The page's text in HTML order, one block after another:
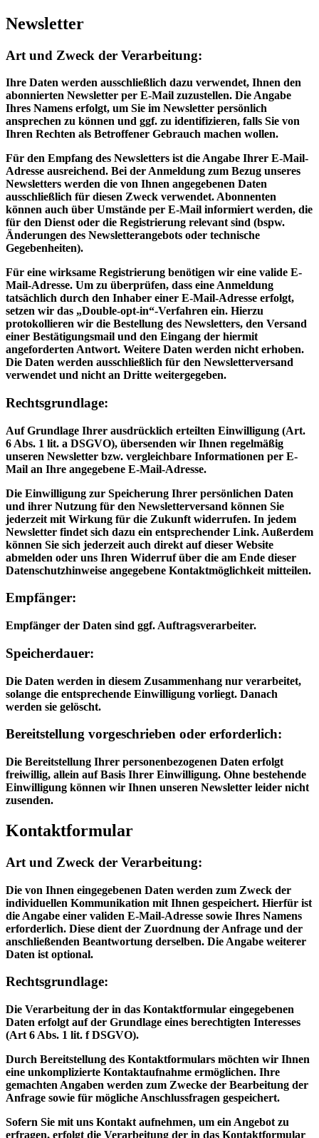
Newsletter
Art und Zweck der Verarbeitung:
Ihre Daten werden ausschließlich dazu verwendet, Ihnen den
abonnierten Newsletter per E-Mail zuzustellen. Die Angabe
Ihres Namens erfolgt, um Sie im Newsletter persönlich
ansprechen zu können und ggf. zu identifizieren, falls Sie von
Ihren Rechten als Betroffener Gebrauch machen wollen.
Für den Empfang des Newsletters ist die Angabe Ihrer E-Mail-
Adresse ausreichend. Bei der Anmeldung zum Bezug unseres
Newsletters werden die von Ihnen angegebenen Daten
ausschließlich für diesen Zweck verwendet. Abonnenten
können auch über Umstände per E-Mail informiert werden, die
für den Dienst oder die Registrierung relevant sind (bspw.
Änderungen des Newsletterangebots oder technische
Gegebenheiten).
Für eine wirksame Registrierung benötigen wir eine valide E-
Mail-Adresse. Um zu überprüfen, dass eine Anmeldung
tatsächlich durch den Inhaber einer E-Mail-Adresse erfolgt,
setzen wir das „Double-opt-in“-Verfahren ein. Hierzu
protokollieren wir die Bestellung des Newsletters, den Versand
einer Bestätigungsmail und den Eingang der hiermit
angeforderten Antwort. Weitere Daten werden nicht erhoben.
Die Daten werden ausschließlich für den Newsletterversand
verwendet und nicht an Dritte weitergegeben.
Rechtsgrundlage:
Auf Grundlage Ihrer ausdrücklich erteilten Einwilligung (Art.
6 Abs. 1 lit. a DSGVO), übersenden wir Ihnen regelmäßig
unseren Newsletter bzw. vergleichbare Informationen per E-
Mail an Ihre angegebene E-Mail-Adresse.
Die Einwilligung zur Speicherung Ihrer persönlichen Daten
und ihrer Nutzung für den Newsletterversand können Sie
jederzeit mit Wirkung für die Zukunft widerrufen. In jedem
Newsletter findet sich dazu ein entsprechender Link. Außerdem
können Sie sich jederzeit auch direkt auf dieser Website
abmelden oder uns Ihren Widerruf über die am Ende dieser
Datenschutzhinweise angegebene Kontaktmöglichkeit mitteilen.
Empfänger:
Empfänger der Daten sind ggf. Auftragsverarbeiter.
Speicherdauer:
Die Daten werden in diesem Zusammenhang nur verarbeitet,
solange die entsprechende Einwilligung vorliegt. Danach
werden sie gelöscht.
Bereitstellung vorgeschrieben oder erforderlich:
Die Bereitstellung Ihrer personenbezogenen Daten erfolgt
freiwillig, allein auf Basis Ihrer Einwilligung. Ohne bestehende
Einwilligung können wir Ihnen unseren Newsletter leider nicht
zusenden.
Kontaktformular
Art und Zweck der Verarbeitung:
Die von Ihnen eingegebenen Daten werden zum Zweck der
individuellen Kommunikation mit Ihnen gespeichert. Hierfür ist
die Angabe einer validen E-Mail-Adresse sowie Ihres Namens
erforderlich. Diese dient der Zuordnung der Anfrage und der
anschließenden Beantwortung derselben. Die Angabe weiterer
Daten ist optional.
Rechtsgrundlage:
Die Verarbeitung der in das Kontaktformular eingegebenen
Daten erfolgt auf der Grundlage eines berechtigten Interesses
(Art 6 Abs. 1 lit. f DSGVO).
Durch Bereitstellung des Kontaktformulars möchten wir Ihnen
eine unkomplizierte Kontaktaufnahme ermöglichen. Ihre
gemachten Angaben werden zum Zwecke der Bearbeitung der
Anfrage sowie für mögliche Anschlussfragen gespeichert.
Sofern Sie mit uns Kontakt aufnehmen, um ein Angebot zu
erfragen, erfolgt die Verarbeitung der in das Kontaktformular